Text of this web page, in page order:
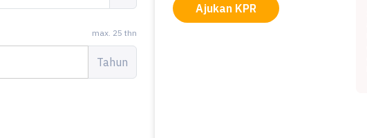
max. 25 thn
Tahun
Ajukan KPR